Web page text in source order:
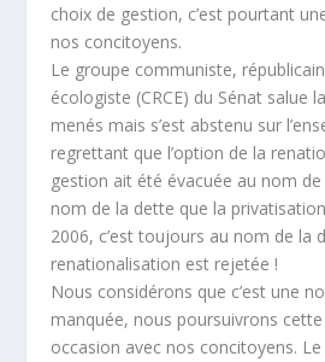
choix de gestion, c’est pourtant
nos concitoyens.
Le groupe communiste,
écologiste (CRCE) du Sénat salue
menés mais s’est abstenu sur
regrettant que l’option de la
gestion ait été évacuée au nom de
nom de la dette que la
2006, c’est toujours au nom de la
renationalisation est rejetée !
Nous considérons que c’est une
manquée, nous poursuivrons
occasion avec nos concitoyens. Le